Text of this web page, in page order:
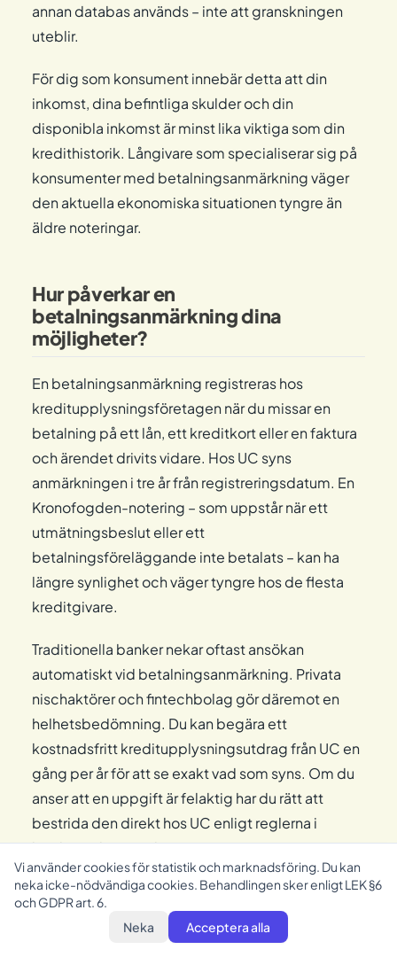
Vi använder cookies för statistik och marknadsföring. Du kan
neka icke-nödvändiga cookies. Behandlingen sker enligt LEK §6
och GDPR art. 6.
Neka
Acceptera alla
annan databas används – inte att granskningen
uteblir.
För dig som konsument innebär detta att din
inkomst, dina befintliga skulder och din
disponibla inkomst är minst lika viktiga som din
kredithistorik. Långivare som specialiserar sig på
konsumenter med betalningsanmärkning väger
den aktuella ekonomiska situationen tyngre än
äldre noteringar.
Hur påverkar en
betalningsanmärkning dina
möjligheter?
En betalningsanmärkning registreras hos
kreditupplysningsföretagen när du missar en
betalning på ett lån, ett kreditkort eller en faktura
och ärendet drivits vidare. Hos UC syns
anmärkningen i tre år från registreringsdatum. En
Kronofogden-notering – som uppstår när ett
utmätningsbeslut eller ett
betalningsföreläggande inte betalats – kan ha
längre synlighet och väger tyngre hos de flesta
kreditgivare.
Traditionella banker nekar oftast ansökan
automatiskt vid betalningsanmärkning. Privata
nischaktörer och fintechbolag gör däremot en
helhetsbedömning. Du kan begära ett
kostnadsfritt kreditupplysningsutdrag från UC en
gång per år för att se exakt vad som syns. Om du
anser att en uppgift är felaktig har du rätt att
bestrida den direkt hos UC enligt reglerna i
kreditupplysningslagen.
Vad kostar ett lån på 3000 kr utan